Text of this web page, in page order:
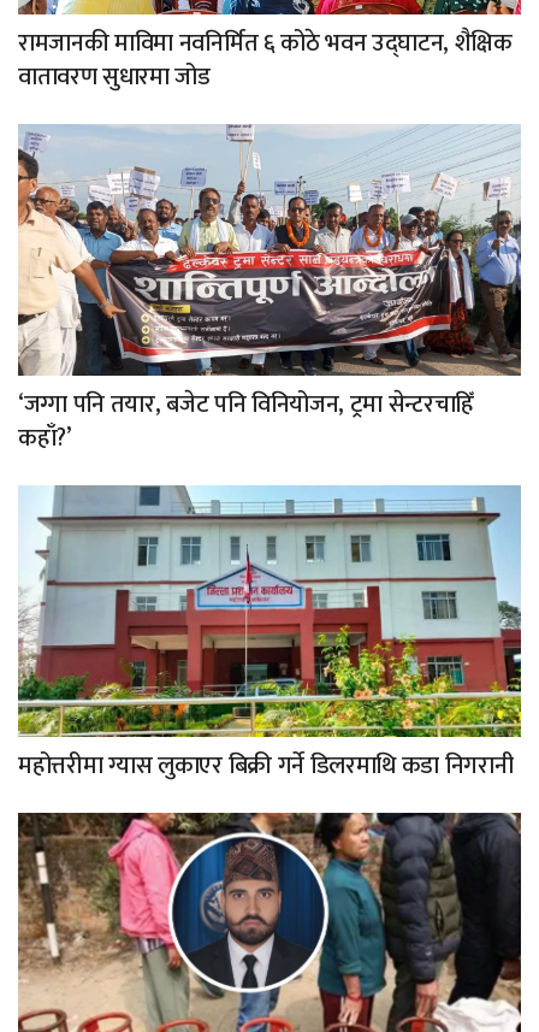
रामजानकी माविमा नवनिर्मित ६ कोठे भवन उद्घाटन, शैक्षिक
वातावरण सुधारमा जोड
‘जग्गा पनि तयार, बजेट पनि विनियोजन, ट्रमा सेन्टरचाहिँ
कहाँ?’
महोत्तरीमा ग्यास लुकाएर बिक्री गर्ने डिलरमाथि कडा निगरानी